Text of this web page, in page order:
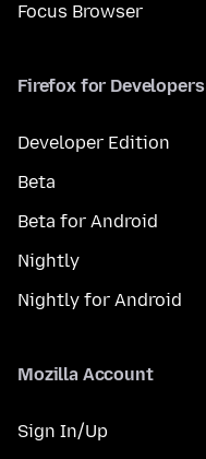
Focus Browser
Firefox for Developers
Developer Edition
Beta
Beta for Android
Nightly
Nightly for Android
Mozilla Account
Sign In/Up